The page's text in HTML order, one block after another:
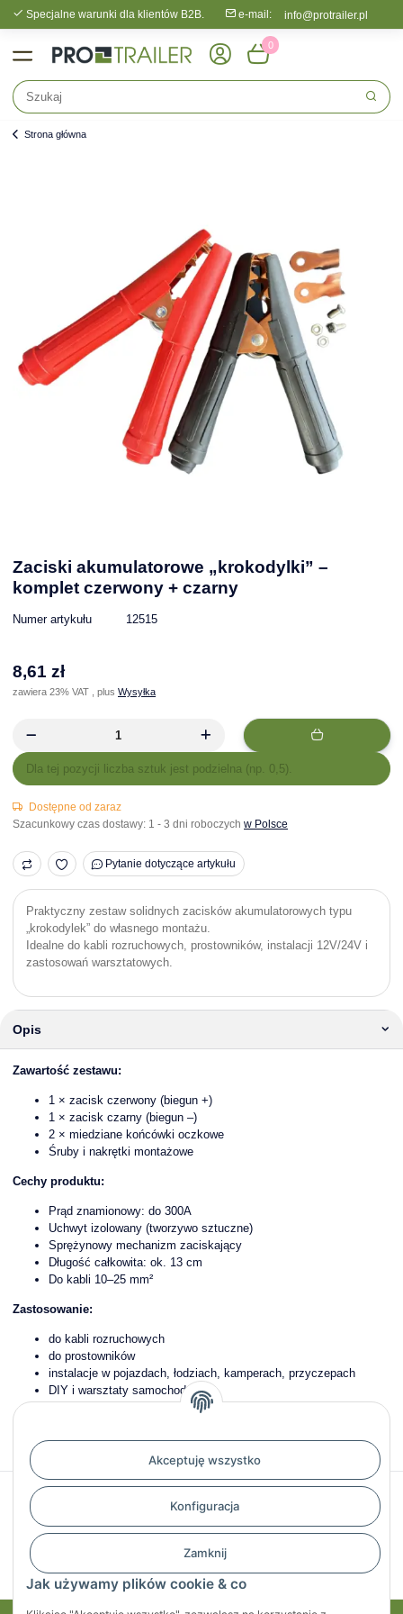
Akceptuję wszystko
Konfiguracja
Zamknij
Jak używamy plików cookie & co
Specjalne warunki dla klientów B2B. e-mail: info@protrailer.pl
0
Strona główna
Zaciski akumulatorowe „krokodylki” –
komplet czerwony + czarny
Numer artykułu 12515
8,61 zł
zawiera 23% VAT , plus Wysyłka
x
Dla tej pozycji liczba sztuk jest podzielna (np. 0,5).
Dostępne od zaraz
Szacunkowy czas dostawy: 1 - 3 dni roboczych w Polsce
Pytanie dotyczące artykułu
Praktyczny zestaw solidnych zacisków akumulatorowych typu
„krokodylek” do własnego montażu.
Idealne do kabli rozruchowych, prostowników, instalacji 12V/24V i
zastosowań warsztatowych.
Opis
Zawartość zestawu:
1 × zacisk czerwony (biegun +)
1 × zacisk czarny (biegun –)
2 × miedziane końcówki oczkowe
Śruby i nakrętki montażowe
Cechy produktu:
Prąd znamionowy: do 300A
Uchwyt izolowany (tworzywo sztuczne)
Sprężynowy mechanizm zaciskający
Długość całkowita: ok. 13 cm
Do kabli 10–25 mm²
Zastosowanie:
do kabli rozruchowych
do prostowników
instalacje w pojazdach, łodziach, kamperach, przyczepach
DIY i warsztaty samochodowe
Recenzje